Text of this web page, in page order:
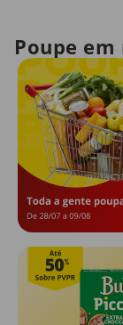
Poupe